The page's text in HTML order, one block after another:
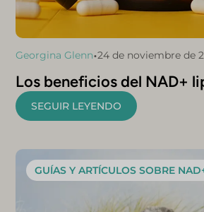
Georgina Glenn•24 de noviembre de
Los beneficios del NAD+
SEGUIR LEYENDO
GUÍAS Y ARTÍCULOS SOBRE